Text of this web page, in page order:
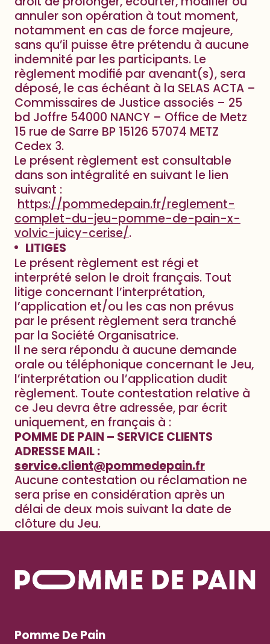
annuler son opération à tout moment,
notamment en cas de force majeure,
sans qu’il puisse être prétendu à aucune
indemnité par les participants. Le
règlement modifié par avenant(s), sera
déposé, le cas échéant à la SELAS ACTA –
Commissaires de Justice associés – 25
bd Joffre 54000 NANCY – Office de Metz
15 rue de Sarre BP 15126 57074 METZ
Cedex 3.
Le présent règlement est consultable
dans son intégralité en suivant le lien
suivant :
https://pommedepain.fr/reglement-
complet-du-jeu-pomme-de-pain-x-
volvic-juicy-cerise/.
LITIGES
Le présent règlement est régi et
interprété selon le droit français. Tout
litige concernant l’interprétation,
l’application et/ou les cas non prévus
par le présent règlement sera tranché
par la Société Organisatrice.
Il ne sera répondu à aucune demande
orale ou téléphonique concernant le Jeu,
l’interprétation ou l’application dudit
règlement. Toute contestation relative à
ce Jeu devra être adressée, par écrit
uniquement, en français à :
POMME DE PAIN – SERVICE CLIENTS
ADRESSE MAIL :
service.client@pommedepain.fr
Aucune contestation ou réclamation ne
sera prise en considération après un
délai de deux mois suivant la date de
clôture du Jeu.
Pomme De Pain